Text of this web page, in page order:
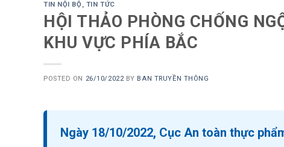
TIN NỘI BỘ, TIN TỨC
HỘI THẢO PHÒNG CHỐNG
KHU VỰC PHÍA BẮC
POSTED ON 26/10/2022 BY BAN TRUYỀN THÔNG
Ngày 18/10/2022, Cục An toàn thực